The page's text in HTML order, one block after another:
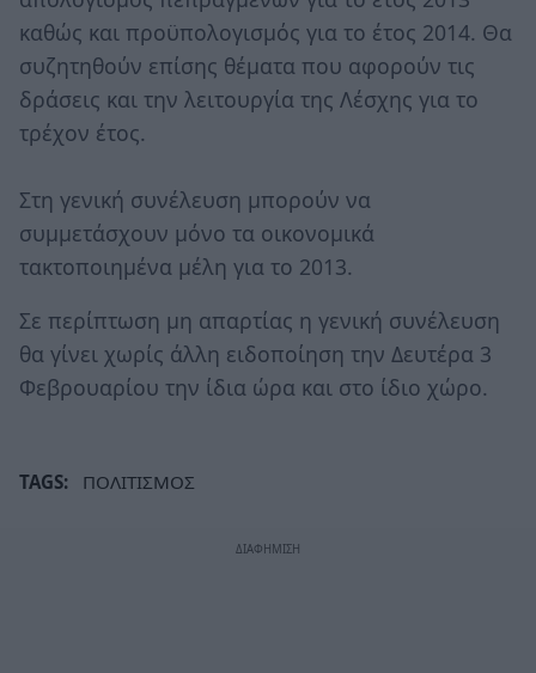
καθώς και προϋπολογισμός για το έτος 2014. Θα
συζητηθούν επίσης θέματα που αφορούν τις
δράσεις και την λειτουργία της Λέσχης για το
τρέχον έτος.
Στη γενική συνέλευση μπορούν να
συμμετάσχουν μόνο τα οικονομικά
τακτοποιημένα μέλη για το 2013.
Σε περίπτωση μη απαρτίας η γενική συνέλευση
θα γίνει χωρίς άλλη ειδοποίηση την Δευτέρα 3
Φεβρουαρίου την ίδια ώρα και στο ίδιο χώρο.
TAGS: ΠΟΛΙΤΙΣΜΟΣ